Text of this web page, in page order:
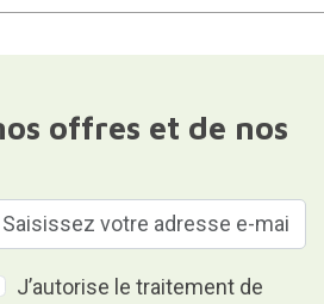
offres et de nos
J’autorise le traitement de